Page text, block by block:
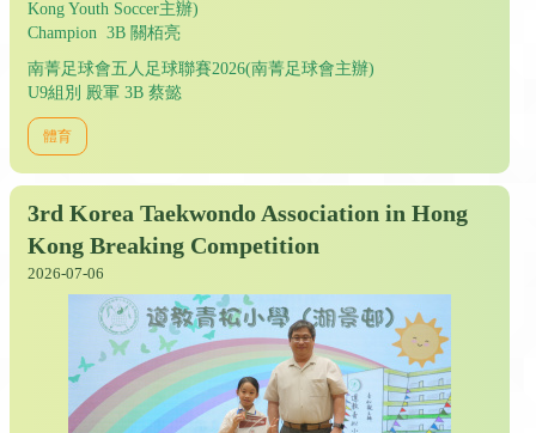
Kong Youth Soccer主辦)
Champion 3B 關栢亮
南菁足球會五人足球聯賽2026(南菁足球會主辦)
U9組別 殿軍 3B 蔡懿
體育
3rd Korea Taekwondo Association in Hong
Kong Breaking Competition
2026-07-06